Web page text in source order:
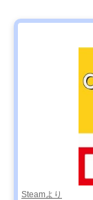
Steamより